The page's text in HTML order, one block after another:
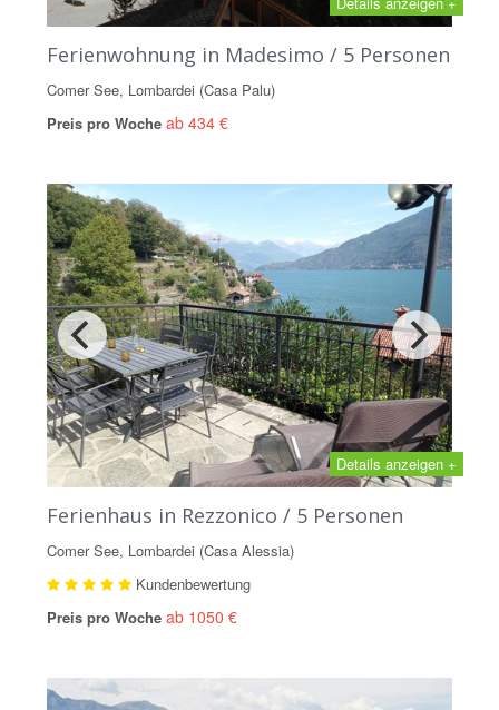
Ferienwohnung in Madesimo / 5 Personen
Comer See, Lombardei (Casa Palu)
Preis pro Woche ab 434 €
Details anzeigen +
Ferienhaus in Rezzonico / 5 Personen
Comer See, Lombardei (Casa Alessia)
Kundenbewertung
Preis pro Woche ab 1050 €